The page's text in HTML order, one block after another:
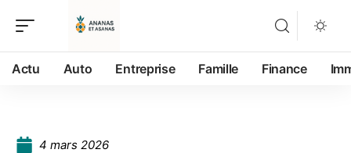
Actu Auto Entreprise Famille Finance
4 mars 2026